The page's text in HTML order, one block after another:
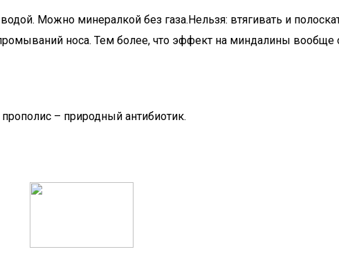
Можно минералкой без газа.Нельзя: втягивать и
носа. Тем более, что эффект на миндалины вообще
– природный антибиотик.